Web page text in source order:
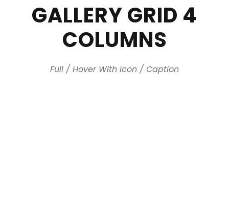
GALLERY GRID 4
COLUMNS
Full / Hover With Icon / Caption